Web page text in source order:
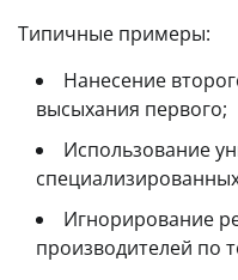
Типичные примеры:
Нанесение
высыхания первого;
Использование
Игнорирование
производителей по